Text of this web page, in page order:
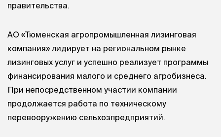
правительства.
АО «Тюменская агропромышленная лизинговая
компания» лидирует на региональном рынке
лизинговых услуг и успешно реализует программы
финансирования малого и среднего агробизнеса.
При непосредственном участии компании
продолжается работа по техническому
перевооружению сельхозпредприятий.